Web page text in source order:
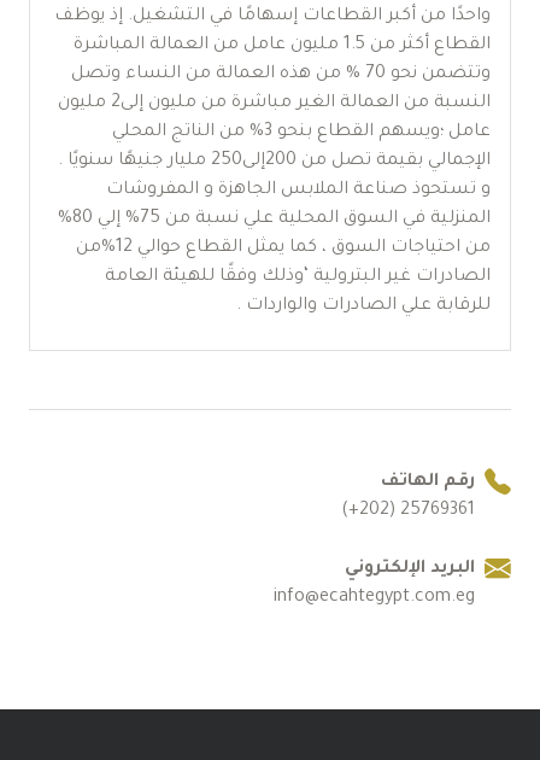
واحدًا من أكبر القطاعات إسهامًا في التشغيل. إذ يوظف
القطاع أكثر من 1.5 مليون عامل من العمالة المباشرة
وتتضمن نحو 70 % من هذه العمالة من النساء وتصل
النسبة من العمالة الغير مباشرة من مليون إلى2 مليون
عامل ؛ويسهم القطاع بنحو 3% من الناتج المحلي
الإجمالي بقيمة تصل من 200إلى250 مليار جنيهًا سنويًا .
و تستحوذ صناعة الملابس الجاهزة و المفروشات
المنزلية في السوق المحلية علي نسبة من 75% إلي 80%
من احتياجات السوق ، كما يمثل القطاع حوالي 12%من
الصادرات غير البترولية ‘وذلك وفقًا للهيئة العامة
للرقابة علي الصادرات والواردات .
رقم الهاتف
25769361 (202+)
البريد الإلكتروني
info@ecahtegypt.com.eg